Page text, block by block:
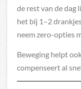
de rest van de dag
het bij 1–2
neem zero-opties
Beweging helpt
compenseert al